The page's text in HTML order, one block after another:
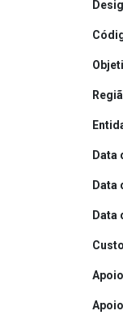
Data
Data
Data